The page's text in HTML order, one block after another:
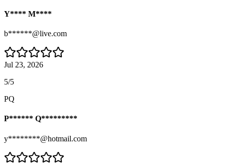
Y**** M****
b******@live.com
Jul 23, 2026
5/5
PQ
P****** Q*********
y********@hotmail.com